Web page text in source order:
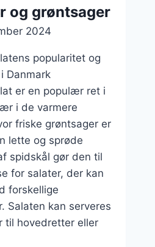
og grøntsager
2024
popularitet og
Danmark
er en populær ret i
i de varmere
friske grøntsager er
lette og sprøde
spidskål gør den til
for salater, der kan
forskellige
Salaten kan serveres
til hovedretter eller